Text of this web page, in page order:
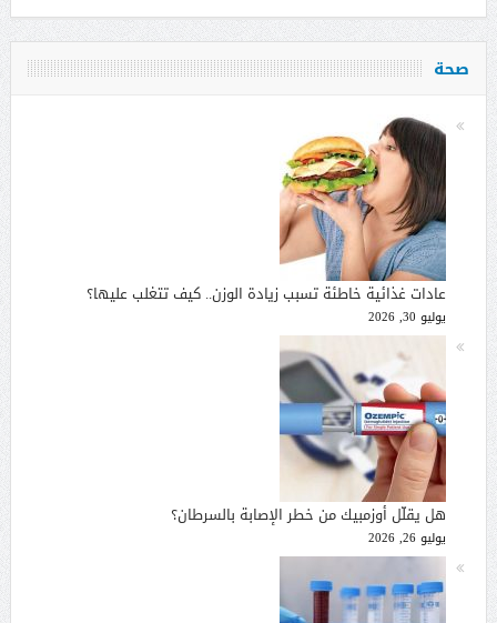
صحة
عادات غذائية خاطئة تسبب زيادة الوزن.. كيف تتغلب عليها؟
يوليو 30, 2026
هل يقلّل أوزمبيك من خطر الإصابة بالسرطان؟
يوليو 26, 2026